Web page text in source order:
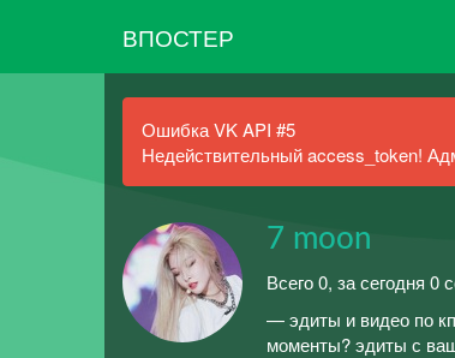
ВПОСТЕР
Ошибка VK API #5
Недействительный access_token!
7 moon
Всего 0, за сегодня 0
— эдиты и видео по
моменты? эдиты с